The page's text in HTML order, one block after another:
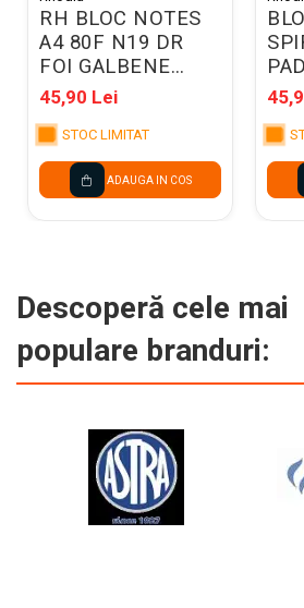
RH BLOC NOTES
A4 80F N19 DR
FOI GALBENE
RHODIA 119660C
45,90 Lei
STOC LIMITAT
ADAUGA IN COS
Descoperă cele mai
populare branduri: